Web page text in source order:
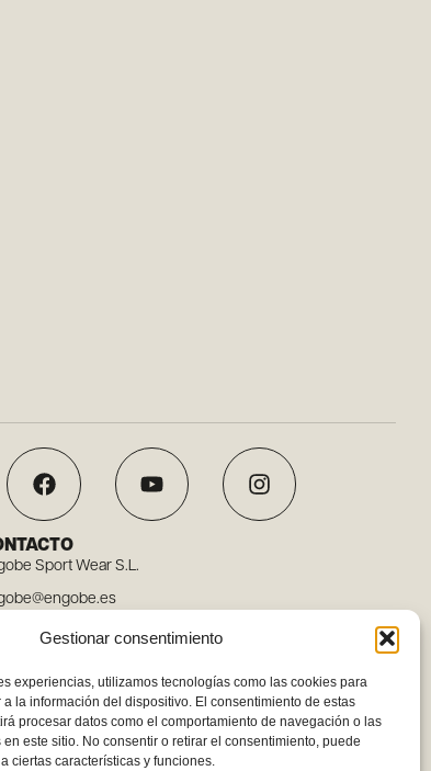
Gestionar consentimiento
experiencias, utilizamos tecnologías como las cookies para
la información del dispositivo. El consentimiento de estas
procesar datos como el comportamiento de navegación o las
este sitio. No consentir o retirar el consentimiento, puede
ciertas características y funciones.
Sport Wear S.L.
96 110 78 03